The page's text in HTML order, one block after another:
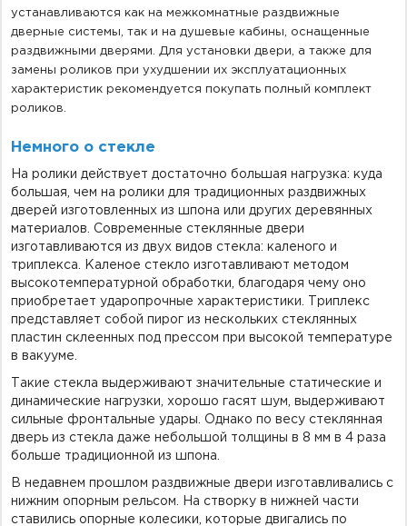
устанавливаются как на межкомнатные раздвижные
дверные системы, так и на душевые кабины, оснащенные
раздвижными дверями. Для установки двери, а также для
замены роликов при ухудшении их эксплуатационных
характеристик рекомендуется покупать полный комплект
роликов.
Немного о стекле
На ролики действует достаточно большая нагрузка: куда
большая, чем на ролики для традиционных раздвижных
дверей изготовленных из шпона или других деревянных
материалов. Современные стеклянные двери
изготавливаются из двух видов стекла: каленого и
триплекса. Каленое стекло изготавливают методом
высокотемпературной обработки, благодаря чему оно
приобретает ударопрочные характеристики. Триплекс
представляет собой пирог из нескольких стеклянных
пластин склеенных под прессом при высокой температуре
в вакууме.
Такие стекла выдерживают значительные статические и
динамические нагрузки, хорошо гасят шум, выдерживают
сильные фронтальные удары. Однако по весу стеклянная
дверь из стекла даже небольшой толщины в 8 мм в 4 раза
больше традиционной из шпона.
В недавнем прошлом раздвижные двери изготавливались с
нижним опорным рельсом. На створку в нижней части
ставились опорные колесики, которые двигались по